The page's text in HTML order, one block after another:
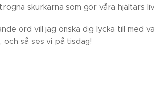
skurkarna som gör våra hjältars
ord vill jag önska dig lycka till med
och så ses vi på tisdag!